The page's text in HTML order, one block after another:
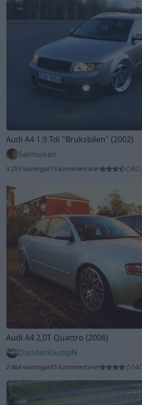
Audi A4 1.9 Tdi "Bruksbilen" (2002)
Salmiaken
3 253 visningar13 kommentarer 8
Audi A4 2,0T Quattro (2006)
DunderKlumpN
2 464 visningar45 kommentarer 14